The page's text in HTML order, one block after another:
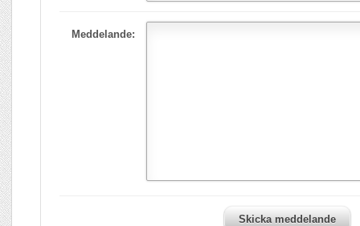
Meddelande:
Skicka meddelande